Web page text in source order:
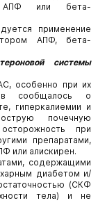
АПФ или бета-
применение
АПФ, бета-
системы
особенно при их
сообщалось о
гиперкалиемии и
почечную
при
препаратами,
или алискирен.
содержащими
диабетом и/
(СКФ
тела) и не